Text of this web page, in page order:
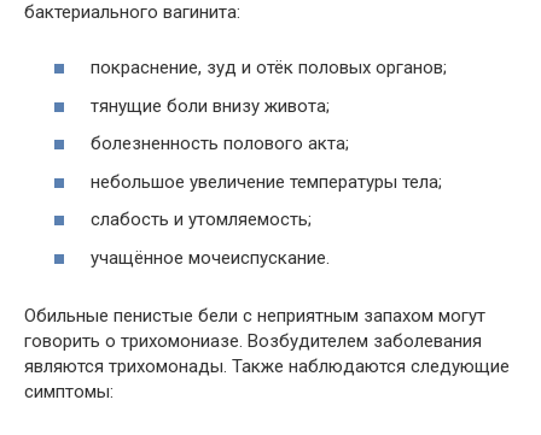
бактериального вагинита:
покраснение, зуд и отёк половых органов;
тянущие боли внизу живота;
болезненность полового акта;
небольшое увеличение температуры тела;
слабость и утомляемость;
учащённое мочеиспускание.
Обильные пенистые бели с неприятным запахом могут
говорить о трихомониазе. Возбудителем заболевания
являются трихомонады. Также наблюдаются следующие
симптомы: